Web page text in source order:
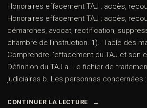
Honoraires effacement TAJ : accès,
Honoraires effacement TAJ : accès,
démarches, avocat, rectification,
chambre de l’instruction. 1). Table des
Comprendre l’effacement du TAJ et son
Définition du TAJ a. Le fichier de
judiciaires b. Les personnes concernées :
CONTINUER LA LECTURE